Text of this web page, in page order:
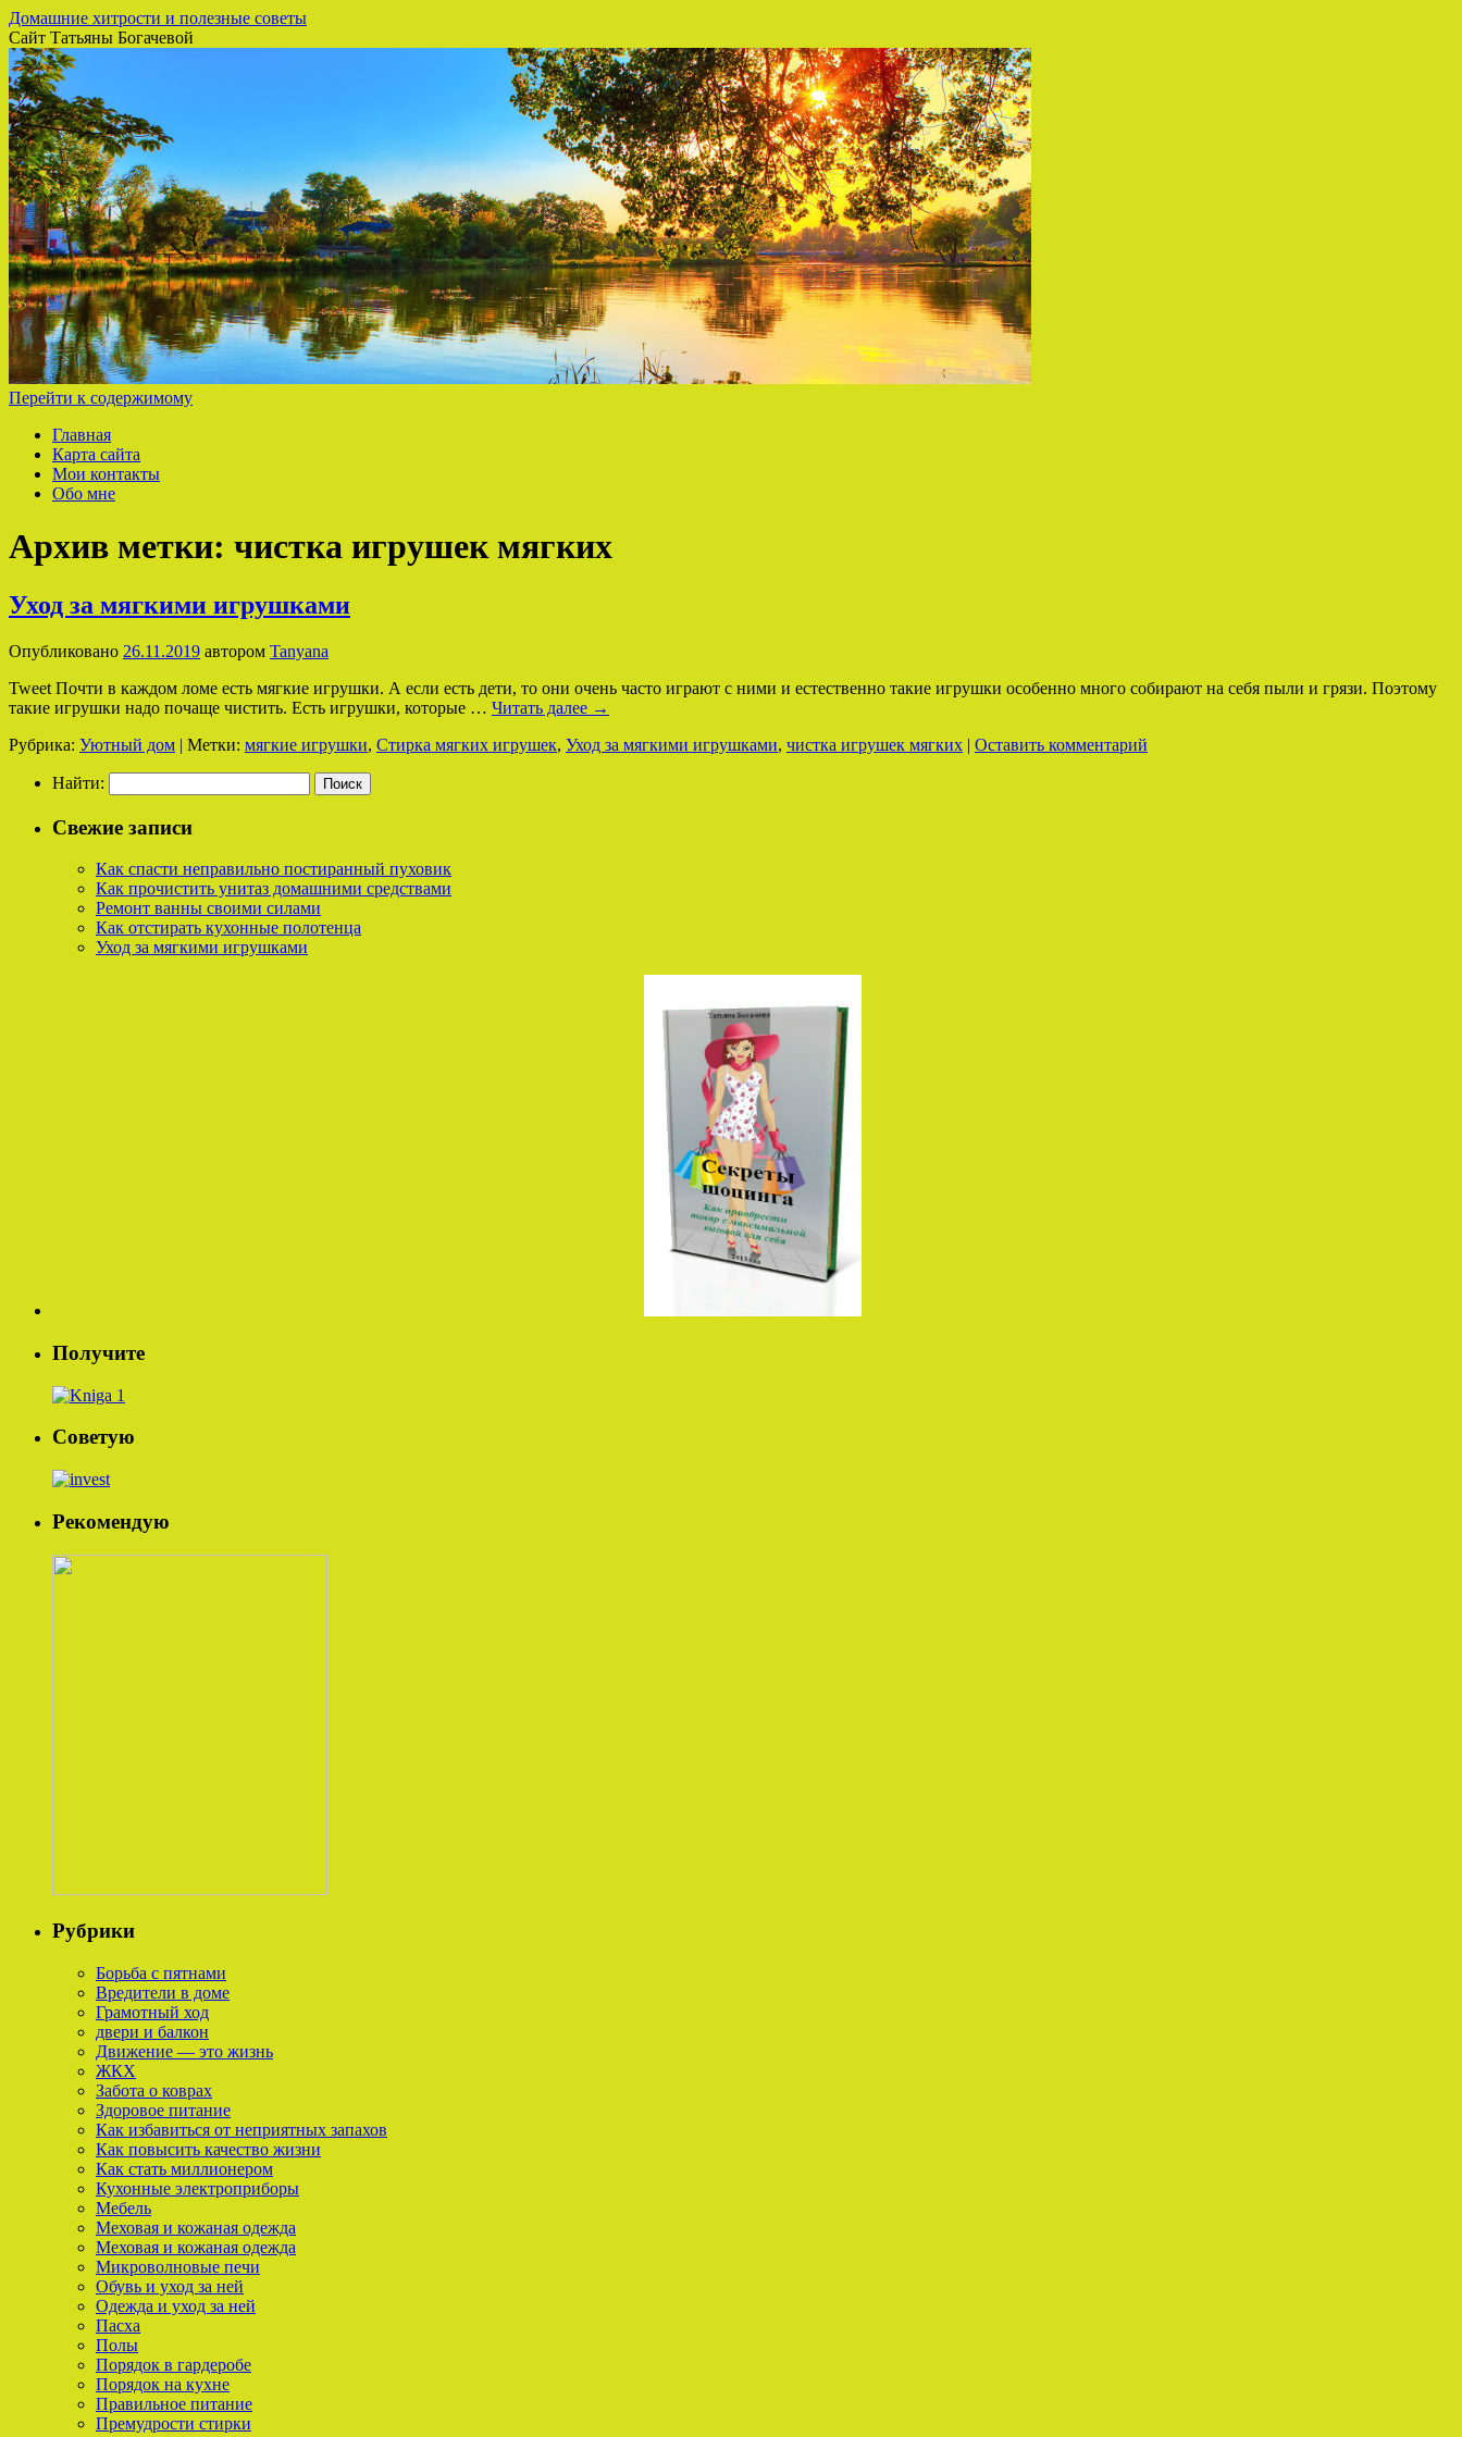
Домашние хитрости и полезные советы
Сайт Татьяны Богачевой
Перейти к содержимому
Главная
Карта сайта
Мои контакты
Обо мне
Архив метки: чистка игрушек мягких
Уход за мягкими игрушками
Опубликовано 26.11.2019 автором Tanyana
Tweet Почти в каждом ломе есть мягкие игрушки. А если есть дети, то они очень часто играют с ними и естественно такие игрушки особенно много собирают на себя пыли и грязи. Поэтому
такие игрушки надо почаще чистить. Есть игрушки, которые … Читать далее →
Рубрика: Уютный дом | Метки: мягкие игрушки, Стирка мягких игрушек, Уход за мягкими игрушками, чистка игрушек мягких | Оставить комментарий
Найти:
Свежие записи
Как спасти неправильно постиранный пуховик
Как прочистить унитаз домашними средствами
Ремонт ванны своими силами
Как отстирать кухонные полотенца
Уход за мягкими игрушками
Получите
Советую
Рекомендую
Рубрики
Борьба с пятнами
Вредители в доме
Грамотный ход
двери и балкон
Движение — это жизнь
ЖКХ
Забота о коврах
Здоровое питание
Как избавиться от неприятных запахов
Как повысить качество жизни
Как стать миллионером
Кухонные электроприборы
Мебель
Меховая и кожаная одежда
Меховая и кожаная одежда
Микроволновые печи
Обувь и уход за ней
Одежда и уход за ней
Пасха
Полы
Порядок в гардеробе
Порядок на кухне
Правильное питание
Премудрости стирки